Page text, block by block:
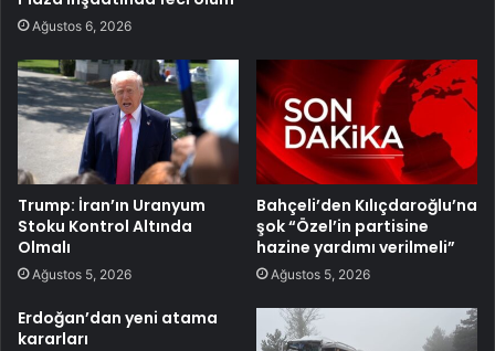
Ağustos 6, 2026
Trump: İran’ın Uranyum
Stoku Kontrol Altında
Olmalı
Ağustos 5, 2026
Bahçeli’den Kılıçdaroğlu’na
şok “Özel’in partisine
hazine yardımı verilmeli”
Ağustos 5, 2026
Erdoğan’dan yeni atama
kararları